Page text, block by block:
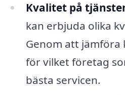
Kvalitet på
kan erbjuda olika
Genom att jämföra
för vilket företag
bästa servicen.